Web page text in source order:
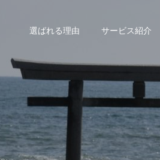
選ばれる理由 サービス紹介